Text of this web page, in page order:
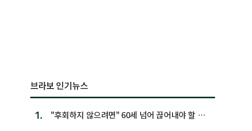
브라보 인기뉴스
1.
"후회하지 않으려면" 60세 넘어 끊어내야 할 사